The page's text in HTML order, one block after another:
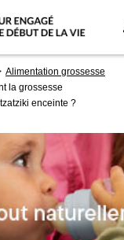
Alimentation grossesse
la grossesse
enceinte ?